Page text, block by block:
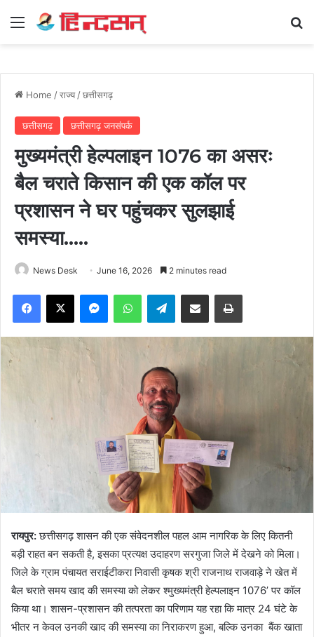
Menu
Home /राज्य /छत्तीसगढ़
छत्तीसगढ़ छत्तीसगढ़ जनसंपर्क
मुख्यमंत्री हेल्पलाइन 1076 का असरः
बैल चराते किसान की एक कॉल पर
प्रशासन ने घर पहुंचकर सुलझाई
समस्या…..
News Desk June 16, 2026 2 minutes read
Facebook
X MessengerWhatsAppTelegramShare via Email Print
रायपुर:छत्तीसगढ़ शासन की एक संवेदनशील पहल आम नागरिक के लिए कितनी
बड़ी राहत बन सकती है, इसका प्रत्यक्ष उदाहरण सरगुजा जिले में देखने को मिला।
जिले के ग्राम पंचायत सराईटीकरा निवासी कृषक श्री राजनाथ राजवाड़े ने खेत में
बैल चराते समय खाद की समस्या को लेकर श्मुख्यमंत्री हेल्पलाइन 1076’ पर कॉल
किया था। शासन-प्रशासन की तत्परता का परिणाम यह रहा कि मात्र 24 घंटे के
भीतर न केवल उनकी खाद की समस्या का निराकरण हुआ, बल्कि उनका बैंक खाता